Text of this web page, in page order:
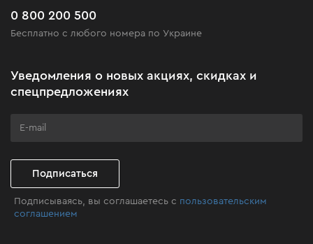
Черная пятница
Клуб мастерства
Часто задаваемые вопросы
0 800 200 500
Бесплатно с любого номера по Украине
Уведомления о новых акциях, скидках и
спецпредложениях
Подписаться
Подписываясь, вы соглашаетесь с пользовательским
соглашением